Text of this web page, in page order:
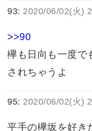
93: 2020/06/02(火)
>>90
欅も日向も一度で
されちゃうよ
95: 2020/06/02(火)
平手の欅坂を好き